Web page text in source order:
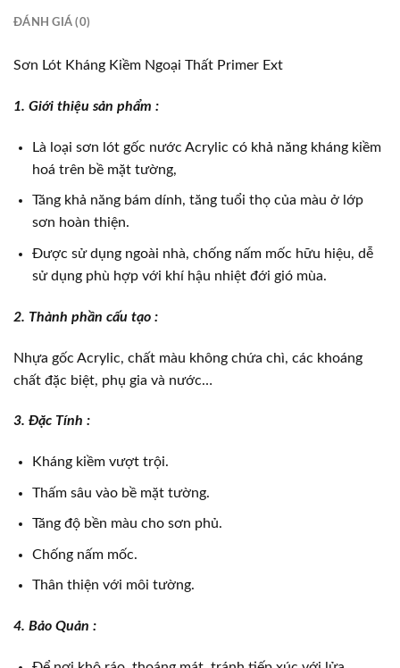
ĐÁNH GIÁ (0)
Sơn Lót Kháng Kiềm Ngoại Thất Primer Ext
1. Giới thiệu sản phẩm :
Là loại sơn lót gốc nư­ớc Acrylic có khả năng kháng kiềm
hoá trên bề mặt t­ường,
Tăng khả năng bám dính, tăng tuổi thọ của màu ở lớp
sơn hoàn thiện.
Đ­ược sử dụng ngoài nhà, chống nấm mốc hữu hiệu, dễ
sử dụng phù hợp với khí hậu nhiệt đới gió mùa.
2. Thành phần cấu tạo :
Nhựa gốc Acrylic, chất màu không chứa chì, các khoáng
chất đặc biệt, phụ gia và nước…
3. Đặc Tính :
Kháng kiềm vượt trội.
Thấm sâu vào bề mặt tường.
Tăng độ bền màu cho sơn phủ.
Chống nấm mốc.
Thân thiện với môi tường.
4. Bảo Quản :